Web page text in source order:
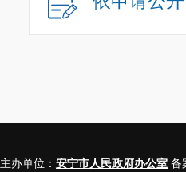
主办单位： 安宁市人民政府办公室 备